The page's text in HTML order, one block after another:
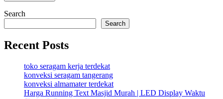
Search
Search
Recent Posts
toko seragam kerja terdekat
konveksi seragam tangerang
konveksi almamater terdekat
Harga Running Text Masjid Murah | LED Display Waktu